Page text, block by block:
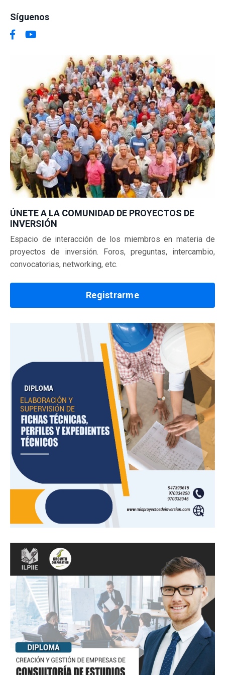
Síguenos
ÚNETE A LA COMUNIDAD DE PROYECTOS DE
INVERSIÓN
Espacio de interacción de los miembros en materia de
proyectos de inversión. Foros, preguntas, intercambio,
convocatorias, networking, etc.
Registrarme